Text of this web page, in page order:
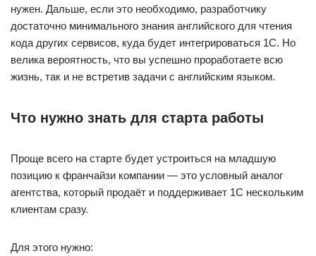
нужен. Дальше, если это необходимо, разработчику
достаточно минимального знания английского для чтения
кода других сервисов, куда будет интегрироваться 1С. Но
велика вероятность, что вы успешно проработаете всю
жизнь, так и не встретив задачи с английским языком.
Что нужно знать для старта работы
Проще всего на старте будет устроиться на младшую
позицию к франчайзи компании — это условный аналог
агентства, который продаёт и поддерживает 1С нескольким
клиентам сразу.
Для этого нужно: